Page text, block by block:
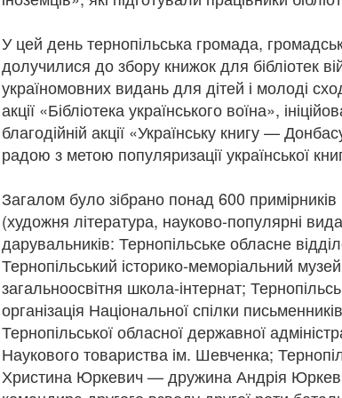
У цей день тернопільська громада,
долучилися до збору книжок для бібліотек
україномовних видань для дітей і молоді
акції «Бібліотека українського воїна»,
благодійній акції «Українську книгу —
радою з метою популяризації української
Загалом було зібрано понад 600 примірників
(художня література, науково-популярні
дарувальників: Тернопільське обласне
Тернопільський історико-меморіальний
загальноосвітня школа-інтернат;
організація Національної спілки
Тернопільської обласної державної
Наукового товариства ім. Шевченка;
Христина Юркевич — дружина Андрія
залишити місто. 9 лютого 1942 року її заарештували
21 лютого 1942 року подружжя Теліг було розстріляне в
За життя Олена Теліга не встигла видати жодної
окупантами. Лише завдяки збереженим копіям у 1946 році
яка відкрила читачам силу її поетичного слова.
Минуло 120 років від дня народження Олени Теліги, але її
завдяки таким постатям, як Олена, сучасна українська
жертовність стали частиною традиції, яку сьогодні
українського слова та національної пам’яті.
Автор:Відділ міського абонементу